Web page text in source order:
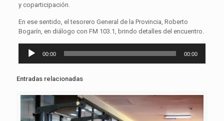
y coparticipación.
En ese sentido, el tesorero General de la Provincia, Roberto
Bogarín, en diálogo con FM 103.1, brindo detalles del encuentro.
Reproductor
00:00 00:00
Entradas relacionadas